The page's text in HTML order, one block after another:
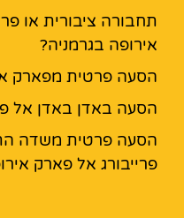
תחבורה ציבורית או
אירופה בגרמניה?
הסעה פרטית מפארק
הסעה באדן באדן אל
הסעה פרטית משדה
פרייבורג אל פארק